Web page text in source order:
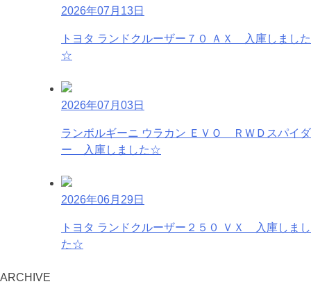
2026年07月13日
トヨタ ランドクルーザー７０ ＡＸ 入庫しました
☆
2026年07月03日
ランボルギーニ ウラカン ＥＶＯ ＲＷＤスパイダ
ー 入庫しました☆
2026年06月29日
トヨタ ランドクルーザー２５０ ＶＸ 入庫しまし
た☆
ARCHIVE